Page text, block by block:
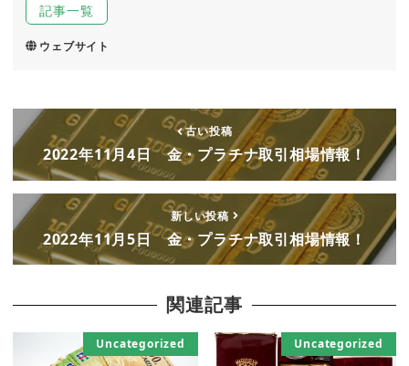
記事一覧
ウェブサイト
古い投稿
2022年11月4日 金・プラチナ取引相場情報！
新しい投稿
2022年11月5日 金・プラチナ取引相場情報！
関連記事
Uncategorized Uncategorized